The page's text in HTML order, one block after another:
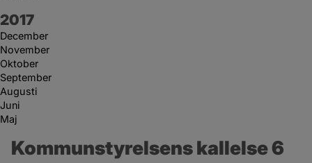
År:
2017
December
November
Oktober
September
Augusti
Juni
Maj
Kommunstyrelsens kallelse 6